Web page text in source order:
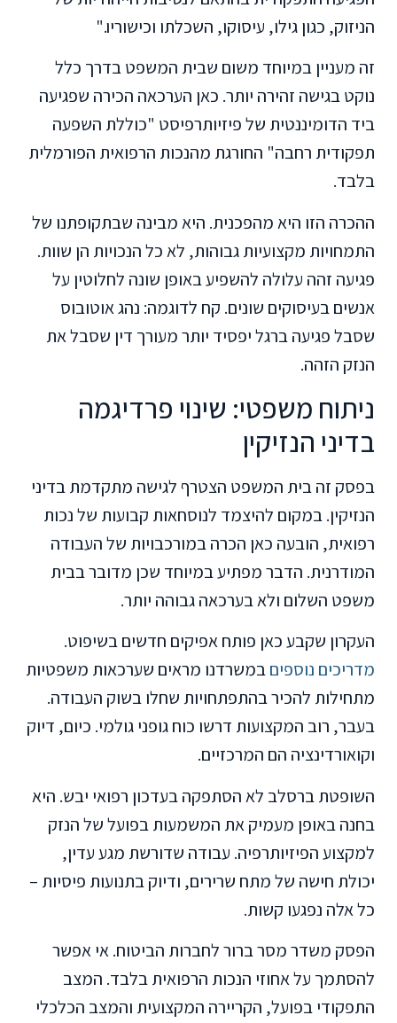
הניזוק, כגון גילו, עיסוקו, השכלתו וכישוריו."
זה מעניין במיוחד משום שבית המשפט בדרך כלל
נוקט בגישה זהירה יותר. כאן הערכאה הכירה שפגיעה
ביד הדומיננטית של פיזיותרפיסט "כוללת השפעה
תפקודית רחבה" החורגת מהנכות הרפואית הפורמלית
בלבד.
ההכרה הזו היא מהפכנית. היא מבינה שבתקופתנו של
התמחויות מקצועיות גבוהות, לא כל הנכויות הן שוות.
פגיעה זהה עלולה להשפיע באופן שונה לחלוטין על
אנשים בעיסוקים שונים. קח לדוגמה: נהג אוטובוס
שסבל פגיעה ברגל יפסיד יותר מעורך דין שסבל את
הנזק הזהה.
ניתוח משפטי: שינוי פרדיגמה
בדיני הנזיקין
בפסק זה בית המשפט הצטרף לגישה מתקדמת בדיני
הנזיקין. במקום להיצמד לנוסחאות קבועות של נכות
רפואית, הובעה כאן הכרה במורכבויות של העבודה
המודרנית. הדבר מפתיע במיוחד שכן מדובר בבית
משפט השלום ולא בערכאה גבוהה יותר.
העקרון שקבע כאן פותח אפיקים חדשים בשיפוט.
מדריכים נוספיםבמשרדנו מראים שערכאות משפטיות
מתחילות להכיר בהתפתחויות שחלו בשוק העבודה.
בעבר, רוב המקצועות דרשו כוח גופני גולמי. כיום, דיוק
וקואורדינציה הם המרכזיים.
השופטת ברסלב לא הסתפקה בעדכון רפואי יבש. היא
בחנה באופן מעמיק את המשמעות בפועל של הנזק
למקצוע הפיזיותרפיה. עבודה שדורשת מגע עדין,
יכולת חישה של מתח שרירים, ודיוק בתנועות פיסיות –
כל אלה נפגעו קשות.
הפסק משדר מסר ברור לחברות הביטוח. אי אפשר
להסתמך על אחוזי הנכות הרפואית בלבד. המצב
התפקודי בפועל, הקריירה המקצועית והמצב הכלכלי